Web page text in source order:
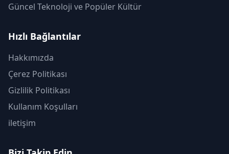
Güncel Teknoloji ve Popüler Kültür
Hızlı Bağlantılar
Hakkımızda
Çerez Politikası
Gizlilik Politikası
Kullanım Koşulları
iletişim